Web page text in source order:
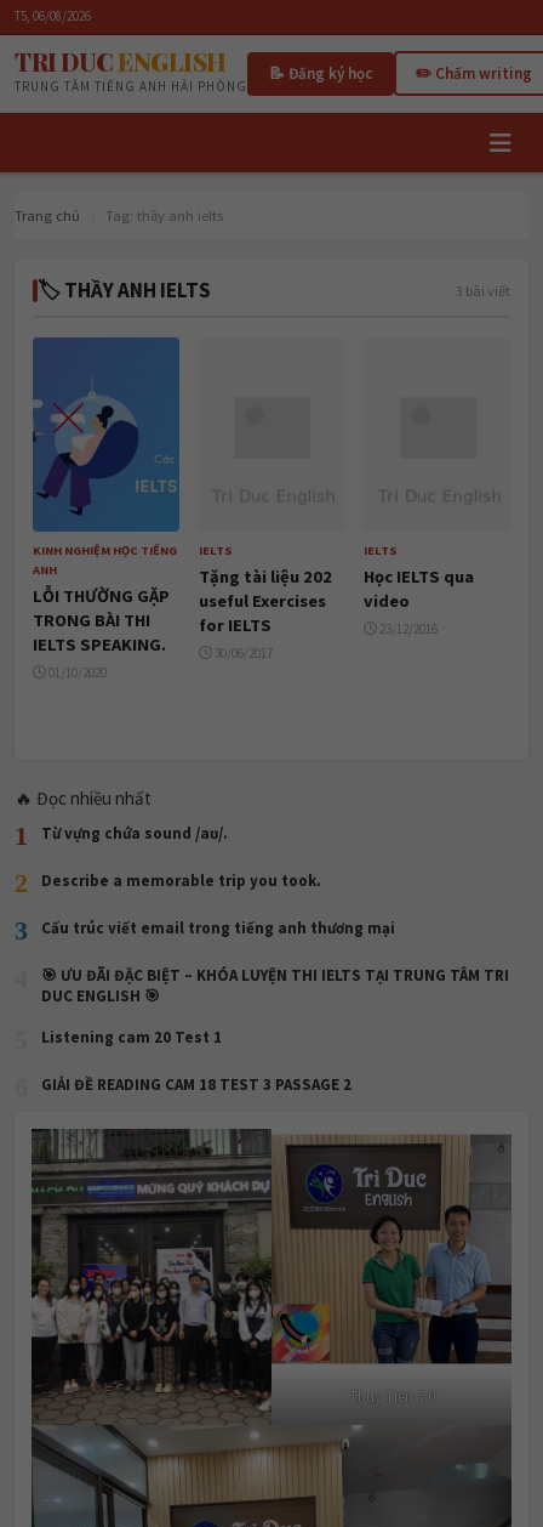
T5, 06/08/2026
TRI DUCENGLISH
TRUNG TÂM TIẾNG ANH HẢI PHÒNG
📝 Đăng ký học ✏️ Chấm writing
Trang chủ Tag: thầy anh ielts
🏷 THẦY ANH IELTS 3 bài viết
KINH NGHIỆM HỌC TIẾNG
ANH
LỖI THƯỜNG GẶP
TRONG BÀI THI
IELTS SPEAKING.
01/10/2020
IELTS
Tặng tài liệu 202
useful Exercises
for IELTS
30/06/2017
IELTS
Học IELTS qua
video
23/12/2016
🔥 Đọc nhiều nhất
1 Từ vựng chứa sound /aʊ/.
2 Describe a memorable trip you took.
3 Cấu trúc viết email trong tiếng anh thương mại
🎯 ƯU ĐÃI ĐẶC BIỆT – KHÓA LUYỆN THI IELTS TẠI TRUNG TÂM TRI
DUC ENGLISH 🎯
Listening cam 20 Test 1
GIẢI ĐỀ READING CAM 18 TEST 3 PASSAGE 2
Thuy Tien 7.0